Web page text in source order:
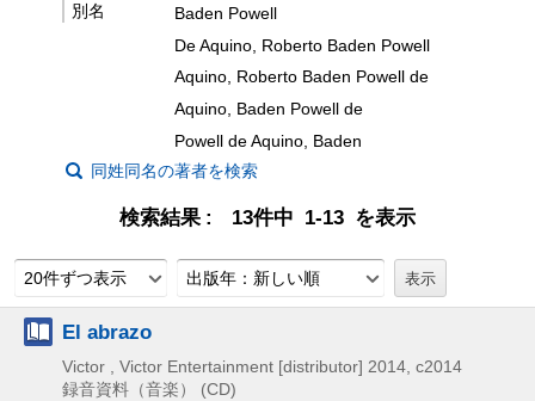
別名
Baden Powell
De Aquino, Roberto Baden Powell
Aquino, Roberto Baden Powell de
Aquino, Baden Powell de
Powell de Aquino, Baden
同姓同名の著者を検索
検索結果 13件中 1-13 を表示
20件ずつ表示 出版年：新しい順
El abrazo
Victor , Victor Entertainment [distributor] 2014, c2014
録音資料（音楽） (CD)